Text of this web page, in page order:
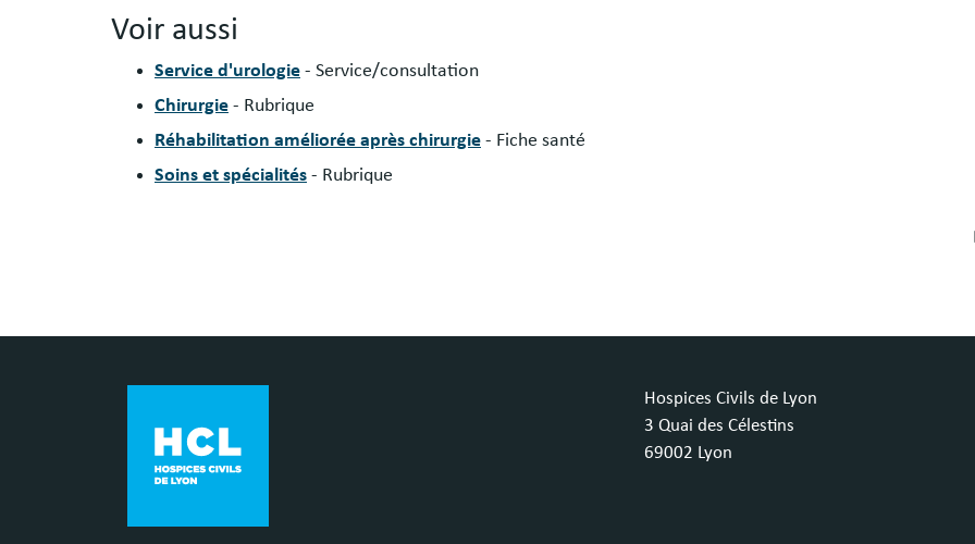
Voir aussi
Service d'urologie - Service/consultation
Chirurgie - Rubrique
Réhabilitation améliorée après chirurgie - Fiche santé
Soins et spécialités - Rubrique
Hospices Civils de Lyon
3 Quai des Célestins
69002 Lyon